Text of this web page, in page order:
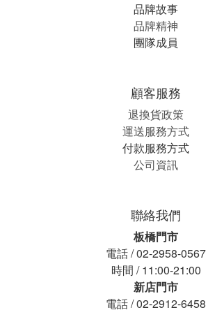
品牌故事
品牌精神
團隊成員
顧客服務
退換貨政策
運送服務方式
付款服務方式
公司資訊
聯絡我們
板橋門市
電話 / 02-2958-0567
時間 / 11:00-21:00
新店門市
電話 / 02-2912-6458